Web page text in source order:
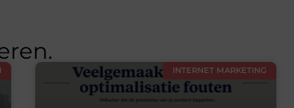
INTERNET MARKETING